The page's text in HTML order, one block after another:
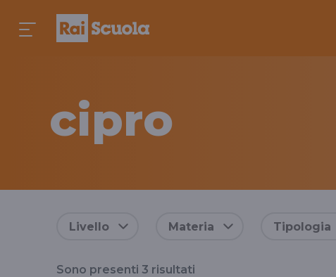
cipro
Livello Materia Tipologia
Sono presenti 3 risultati